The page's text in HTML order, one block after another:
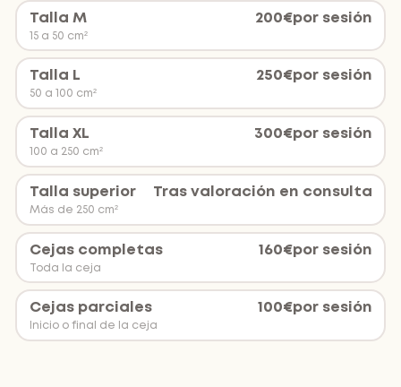
Talla M
15 a 50 cm²
200€por sesión
Talla L
50 a 100 cm²
250€por sesión
Talla XL
100 a 250 cm²
300€por sesión
Talla superior
Más de 250 cm²
Tras valoración en consulta
Cejas completas
Toda la ceja
160€por sesión
Cejas parciales
Inicio o final de la ceja
100€por sesión